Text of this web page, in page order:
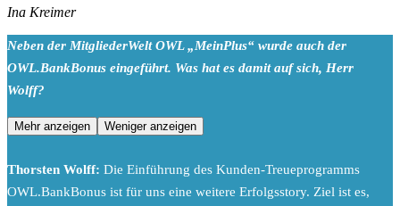
Ina Kreimer
Neben der MitgliederWelt OWL „MeinPlus“ wurde auch der
OWL.BankBonus eingeführt. Was hat es damit auf sich, Herr
Wolff?
Mehr anzeigen Weniger anzeigen
Thorsten Wolff: Die Einführung des Kunden-Treueprogramms
OWL.BankBonus ist für uns eine weitere Erfolgsstory. Ziel ist es,